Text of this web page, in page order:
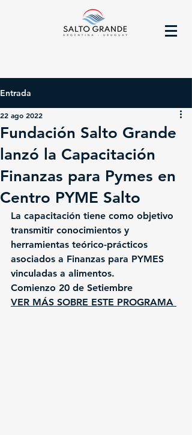
Entrada
Fundación Salto Grande
lanzó la Capacitación
Finanzas para Pymes en
Centro PYME Salto
22 ago 2022
La capacitación tiene como objetivo
transmitir conocimientos y
herramientas teórico-prácticos
asociados a Finanzas para PYMES
vinculadas a alimentos.
Comienzo 20 de Setiembre
VER MÁS SOBRE ESTE PROGRAMA